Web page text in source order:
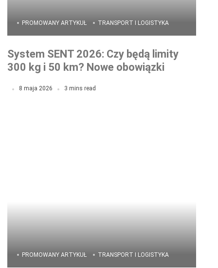
PROMOWANY ARTYKUŁ TRANSPORT I LOGISTYKA
System SENT 2026: Czy będą limity
300 kg i 50 km? Nowe obowiązki
8 maja 2026 3 mins read
PROMOWANY ARTYKUŁ TRANSPORT I LOGISTYKA